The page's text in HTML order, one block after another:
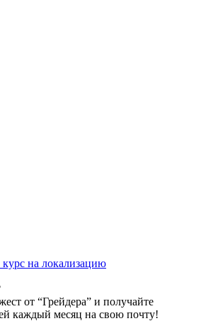
на локализацию
от “Грейдера” и получайте
каждый месяц на свою почту!